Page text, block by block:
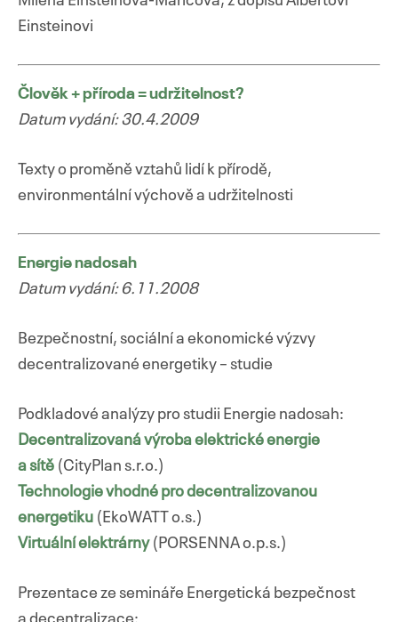
Einsteinovi
Člověk + příroda = udržitelnost?
Datum vydání: 30.4.2009
Texty o proměně vztahů lidí k přírodě,
environmentální výchově a udržitelnosti
Energie nadosah
Datum vydání: 6.11.2008
Bezpečnostní, sociální a ekonomické výzvy
decentralizované energetiky – studie
Podkladové analýzy pro studii Energie nadosah:
Decentralizovaná výroba elektrické energie
a sítě (CityPlan s.r.o.)
Technologie vhodné pro decentralizovanou
energetiku (EkoWATT o.s.)
Virtuální elektrárny(PORSENNA o.p.s.)
Prezentace ze semináře Energetická bezpečnost